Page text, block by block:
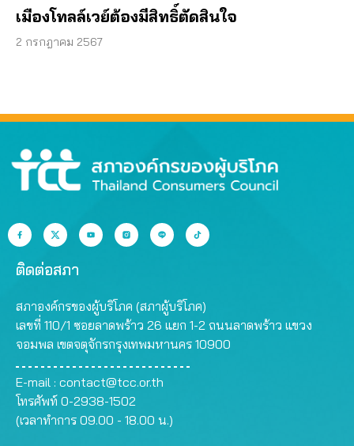
เมืองโทลล์เวย์ต้องมีสิทธิ์ตัดสินใจ
2 กรกฎาคม 2567
ติดต่อสภา
สภาองค์กรของผู้บริโภค (สภาผู้บริโภค)
เลขที่ 110/1 ซอยลาดพร้าว 26 แยก 1-2 ถนนลาดพร้าว แขวง
จอมพล เขตจตุจักรกรุงเทพมหานคร 10900
E-mail : contact@tcc.or.th
โทรศัพท์ 0-2938-1502
(เวลาทำการ 09.00 - 18.00 น.)